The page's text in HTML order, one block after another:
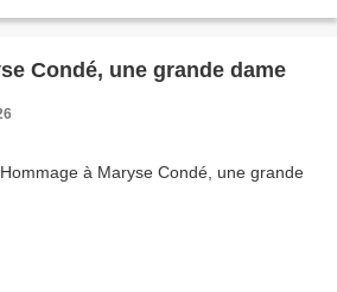
Condé, une grande dame